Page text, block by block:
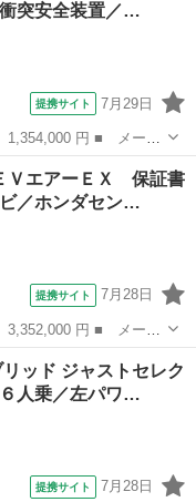
突安全装置／…
提携サイト 7月29日
リッド ■ グレード
安全装置／両側電動
ＶエアーＥＸ 保証書
／ホンダセン…
提携サイト 7月28日
ード名： ｅＨＥＶ
ンダセンシング／両
ッド ジャストセレク
人乗／左パワ…
提携サイト 7月28日